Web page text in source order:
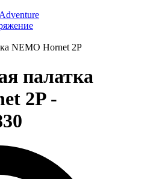
NEMO Hornet 2P
палатка
2P -